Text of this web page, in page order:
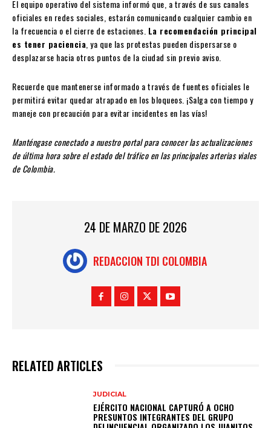
El equipo operativo del sistema informó que, a través de sus canales
oficiales en redes sociales, estarán comunicando cualquier cambio en
la frecuencia o el cierre de estaciones. La recomendación principal
es tener paciencia, ya que las protestas pueden dispersarse o
desplazarse hacia otros puntos de la ciudad sin previo aviso.
Recuerde que mantenerse informado a través de fuentes oficiales le
permitirá evitar quedar atrapado en los bloqueos. ¡Salga con tiempo y
maneje con precaución para evitar incidentes en las vías!
Manténgase conectado a nuestro portal para conocer las actualizaciones
de última hora sobre el estado del tráfico en las principales arterias viales
de Colombia.
24 DE MARZO DE 2026
REDACCION TDI COLOMBIA
RELATED ARTICLES
JUDICIAL
EJÉRCITO NACIONAL CAPTURÓ A OCHO
PRESUNTOS INTEGRANTES DEL GRUPO